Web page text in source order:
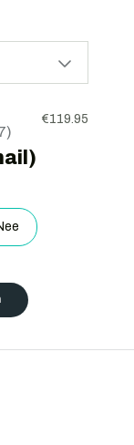
€119.95